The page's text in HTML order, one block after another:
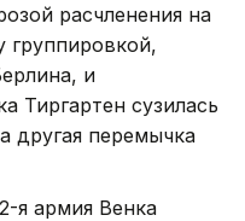
расчленения на
группировкой,
и
Тиргартен сузилась
другая перемычка
я армия Венка